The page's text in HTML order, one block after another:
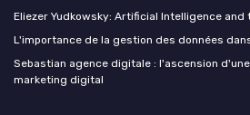
Eliezer Yudkowsky: Artificial Intelligence and
L'importance de la gestion des données
Sebastian agence digitale : l'ascension
marketing digital